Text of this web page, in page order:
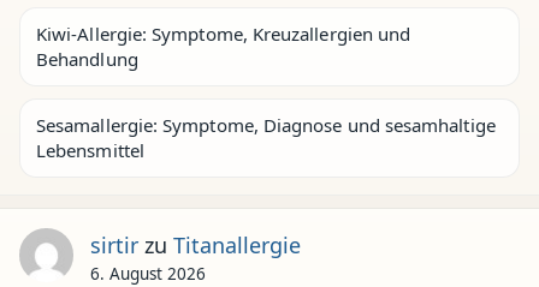
Kiwi-Allergie: Symptome, Kreuzallergien und
Behandlung
Sesamallergie: Symptome, Diagnose und sesamhaltige
Lebensmittel
sirtirzu Titanallergie
6. August 2026